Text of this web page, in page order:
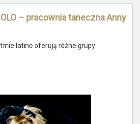
– pracownia taneczna Anny
latino oferują różne grupy